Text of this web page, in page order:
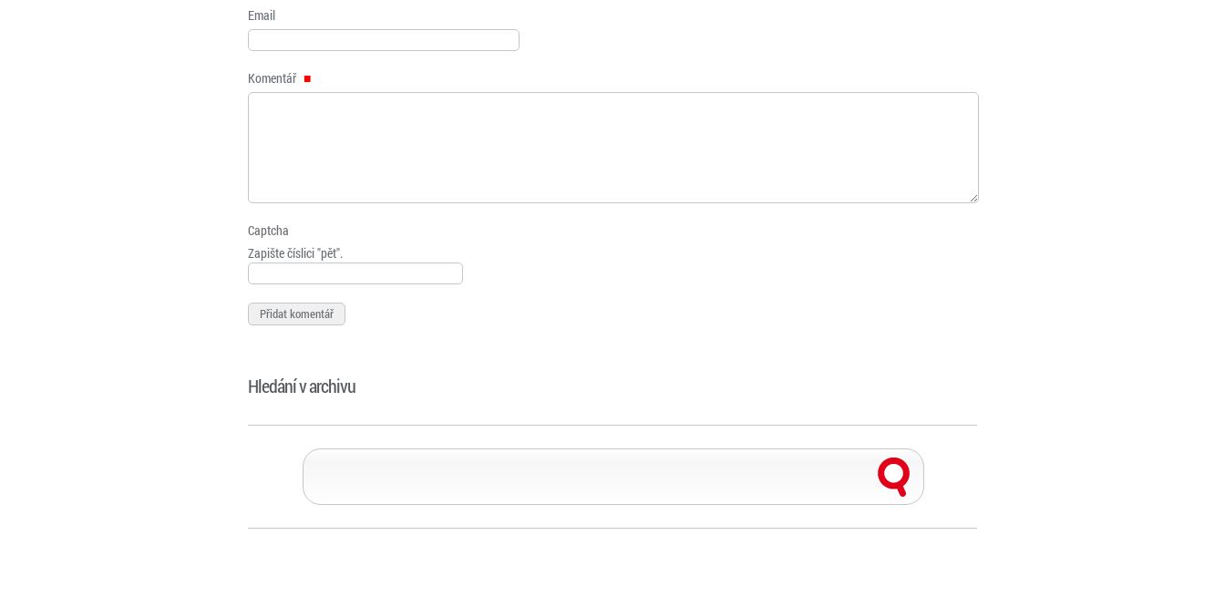
Email
Komentář
Captcha
Zapište číslici "pět".
Hledání v archivu